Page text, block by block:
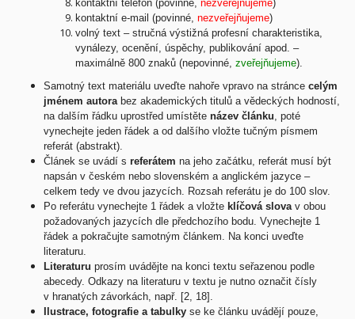
kontaktní telefon (povinné, nezveřejňujeme)
kontaktní e-mail (povinné, nezveřejňujeme)
volný text – stručná výstižná profesní charakteristika,
vynálezy, ocenění, úspěchy, publikování apod. –
maximálně 800 znaků (nepovinné, zveřejňujeme).
Samotný text materiálu uveďte nahoře vpravo na stránce celým
jménem autora bez akademických titulů a vědeckých hodností,
na dalším řádku uprostřed umístěte název článku , poté
vynechejte jeden řádek a od dalšího vložte tučným písmem
referát (abstrakt).
Článek se uvádí s referátem na jeho začátku, referát musí být
napsán v českém nebo slovenském a anglickém jazyce –
celkem tedy ve dvou jazycích. Rozsah referátu je do 100 slov.
Po referátu vynechejte 1 řádek a vložte klíčová slova v obou
požadovaných jazycích dle předchozího bodu. Vynechejte 1
řádek a pokračujte samotným článkem. Na konci uveďte
literaturu.
Literaturu prosím uvádějte na konci textu seřazenou podle
abecedy. Odkazy na literaturu v textu je nutno označit čísly
v hranatých závorkách, např. [2, 18].
Ilustrace, fotografie a tabulky se ke článku uvádějí pouze,